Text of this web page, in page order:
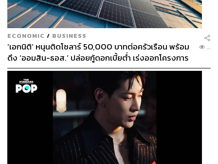
คำอธิบายภาพเปิดสถานเอกอัครราชทูตโปรตุเกสประจำ
ประเทศไทย โดย นวมินทร์ วิทยกุล
เกี่ยวกับผู้เขียน:
กนิษฐา กสิณอุบลกรรมการผู้จัดการ สยามสมาคมใน
Heritage Matters
โดย สยามสมาคมในพระบรมราชูปถัมภ์
เป็นคอลัมน์แสดงความคิดเห็นเพื่อสนับสนุนการอนุรักษ์และ
เรียกร้องการเปลี่ยนแปลงที่ดีขึ้นต่อมรดกวัฒนธรรมและ
ธรรมชาติของประเทศไทยและเอเชียตะวันออกเฉียงใต้
ทัศนะที่ปรากฏในบทความเป็นของผู้เขียนบทความนั้น
ECONOMIC / BUSINESS
‘เอกนิติ’ หนุนติดโซลาร์ 50,000 บาทต่อครัวเรือน พร้อม
ดึง ‘ออมสิน-ธอส.’ ปล่อยกู้ดอกเบี้ยต่ำ เร่งออกโครงการ
ภายใน 1 เดือน
...